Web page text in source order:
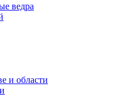
ведра
и области